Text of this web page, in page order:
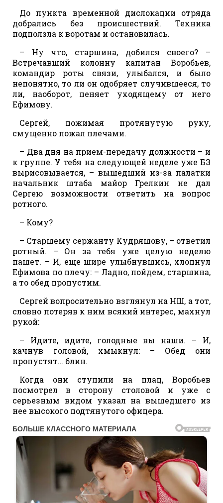
До пункта временной дислокации отряда
добрались без происшествий. Техника
подползла к воротам и остановилась.
– Ну что, старшина, добился своего? –
Встречавший колонну капитан Воробьев,
командир роты связи, улыбался, и было
непонятно, то ли он одобряет случившееся, то
ли, наоборот, пеняет уходящему от него
Ефимову.
Сергей, пожимая протянутую руку,
смущенно пожал плечами.
– Два дня на прием-передачу должности – и
к группе. У тебя на следующей неделе уже БЗ
вырисовывается, – вышедший из-за палатки
начальник штаба майор Грелкин не дал
Сергею возможности ответить на вопрос
ротного.
– Кому?
– Старшему сержанту Кудряшову, – ответил
ротный. – Он за тебя уже целую неделю
пашет. – И, еще шире улыбнувшись, хлопнул
Ефимова по плечу: – Ладно, пойдем, старшина,
а то обед пропустим.
Сергей вопросительно взглянул на НШ, а тот,
словно потеряв к ним всякий интерес, махнул
рукой:
– Идите, идите, голодные вы наши. – И,
качнув головой, хмыкнул: – Обед они
пропустят… блин.
Когда они ступили на плац, Воробьев
посмотрел в сторону столовой и уже с
серьезным видом указал на вышедшего из
нее высокого подтянутого офицера.